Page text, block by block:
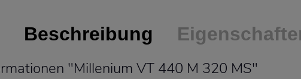
Beschreibung
"Millenium VT 440 M 320 MS"